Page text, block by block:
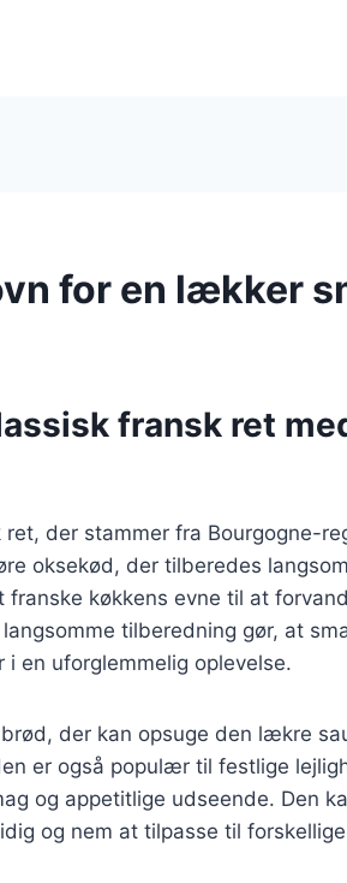
for en lækker
fransk ret
der stammer fra Bourgogne-
oksekød, der tilberedes
køkkens evne til at
tilberedning gør, at
en uforglemmelig oplevelse.
der kan opsuge den lækre
er også populær til festlige
og appetitlige udseende. Den
og nem at tilpasse til forskellige